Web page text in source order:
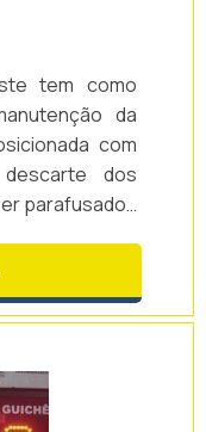
tem como
da
com
dos
parafusados
é fabricado
fibra
com pintura
lixeiras com
externas de